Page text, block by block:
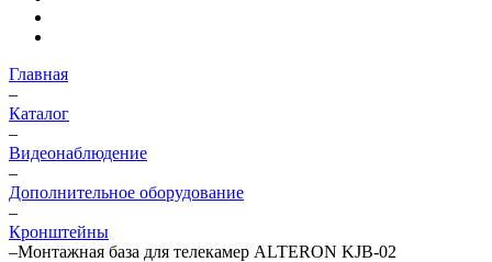
Главная
–
Каталог
–
Видеонаблюдение
–
Дополнительное оборудование
–
Кронштейны
–Монтажная база для телекамер ALTERON KJB-02